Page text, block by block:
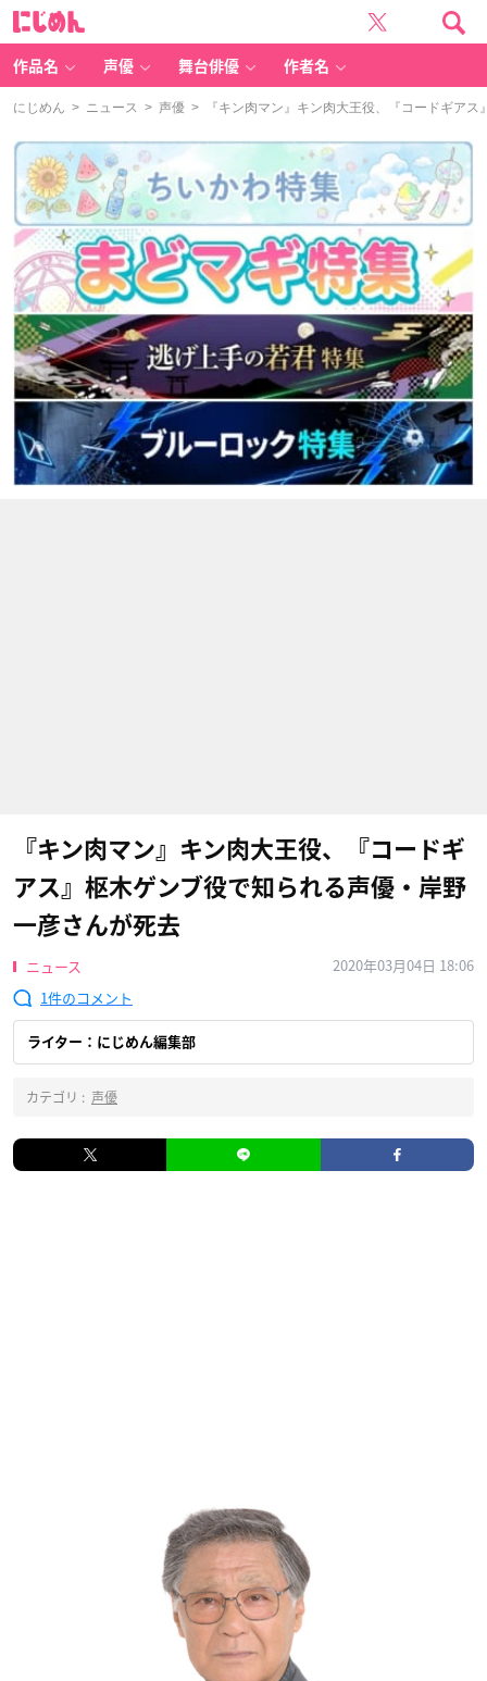
作品名 声優 舞台俳優 作者名
にじめん > ニュース > 声優 > 『キン肉マン』キン肉大王役、『コードギアス
『キン肉マン』キン肉大王役、『コードギ
アス』枢木ゲンブ役で知られる声優・岸野
一彦さんが死去
ニュース
2020年03月04日 18:06
1
ライター：にじめん編集部
カテゴリ : 声優